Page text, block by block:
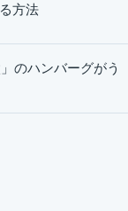
方法
のハンバーグがう